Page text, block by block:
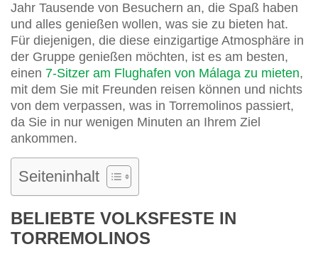
Jahr Tausende von Besuchern an, die Spaß haben
und alles genießen wollen, was sie zu bieten hat.
Für diejenigen, die diese einzigartige Atmosphäre in
der Gruppe genießen möchten, ist es am besten,
einen 7-Sitzer am Flughafen von Málaga zu mieten,
mit dem Sie mit Freunden reisen können und nichts
von dem verpassen, was in Torremolinos passiert,
da Sie in nur wenigen Minuten an Ihrem Ziel
ankommen.
Seiteninhalt
BELIEBTE VOLKSFESTE IN
TORREMOLINOS